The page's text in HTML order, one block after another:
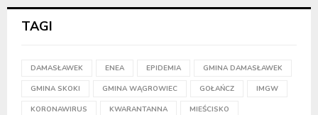
TAGI
DAMASŁAWEK ENEA EPIDEMIA GMINA DAMASŁAWEK
GMINA SKOKI GMINA WĄGROWIEC GOŁAŃCZ IMGW
KORONAWIRUS KWARANTANNA MIEŚCISKO